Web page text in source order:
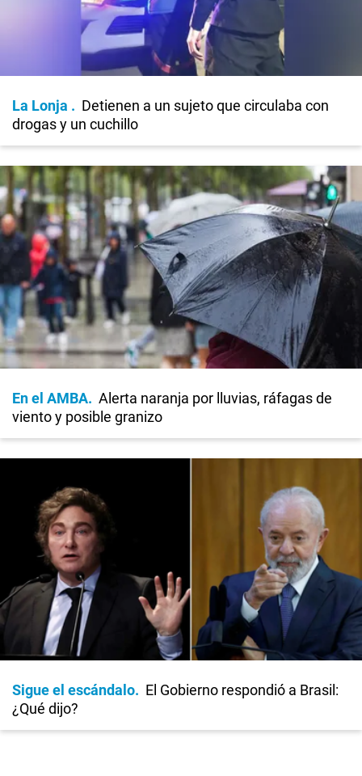
La Lonja
Detienen a un sujeto que circulaba con
drogas y un cuchillo
En el AMBA
Alerta naranja por lluvias, ráfagas de
viento y posible granizo
Sigue el escándalo
El Gobierno respondió a Brasil:
¿Qué dijo?